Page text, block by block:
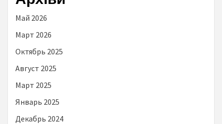
Май 2026
Март 2026
Октябрь 2025
Август 2025
Март 2025
Январь 2025
Декабрь 2024